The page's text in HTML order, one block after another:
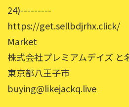
24)---------
https://get.sellbdjrhx.click/
Market
株式会社プレミアムデイズ と
東京都八王子市
buying@likejackq.live